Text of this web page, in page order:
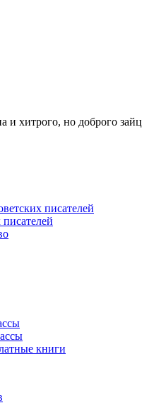
и хитрого, но доброго
писателей
книги